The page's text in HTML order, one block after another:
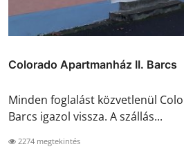
Colorado Apartmanház II. Barcs
Minden foglalást közvetlenül
Barcs igazol vissza. A szállás...
2274 megtekintés